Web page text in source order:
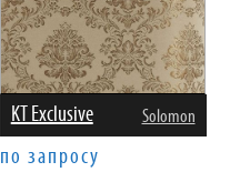
KT Exclusive Solomon
по запросу